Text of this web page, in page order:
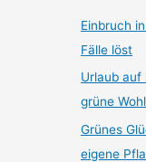
Einbruch
Fälle löst
Urlaub auf
grüne
Grünes
eigene